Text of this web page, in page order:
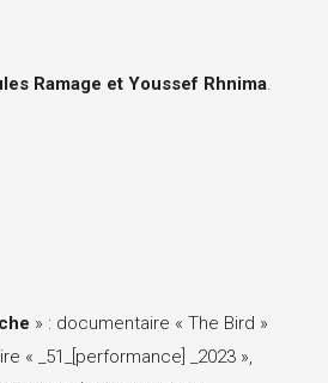
Ramage et Youssef Rhnima.
» : documentaire « The Bird »
« _51_[performance] _2023 »,